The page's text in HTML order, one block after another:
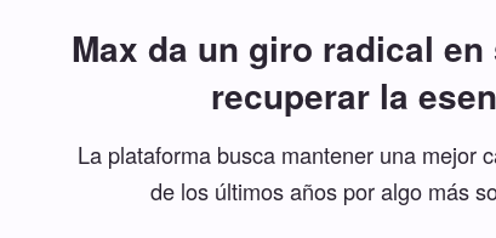
Max da un giro radical
recuperar la
La plataforma busca mantener una mejor
de los últimos años por algo más